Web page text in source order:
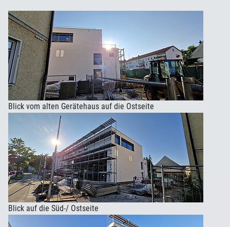
Blick vom alten Gerätehaus auf die Ostseite
Blick auf die Süd-/ Ostseite